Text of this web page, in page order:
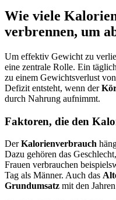
Wie viele
verbrennen, um
Um effektiv Gewicht zu
eine zentrale Rolle. Ein
zu einem Gewichtsverlust
Defizit entsteht, wenn der
durch Nahrung aufnimmt.
Faktoren, die den
DerKalorienverbrauch
Dazu gehören das
Frauen verbrauchen
Tag als Männer. Auch das
Grundumsatz mit den